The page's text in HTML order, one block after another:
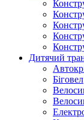
Дитячий
Біговел